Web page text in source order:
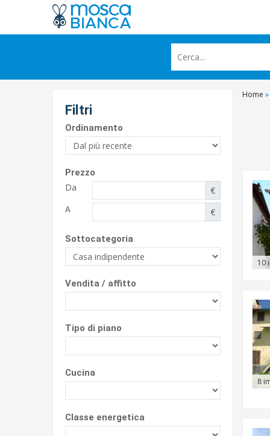
Filtri
Ordinamento
Prezzo
Da
€
A
€
Sottocategoria
Vendita / affitto
Tipo di piano
Cucina
Classe energetica
Home »
10
8